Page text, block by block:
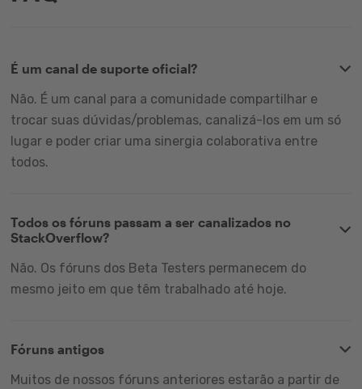
É um canal de suporte oficial?
Não. É um canal para a comunidade compartilhar e
trocar suas dúvidas/problemas, canalizá-los em um só
lugar e poder criar uma sinergia colaborativa entre
todos.
Todos os fóruns passam a ser canalizados no
StackOverflow?
Não. Os fóruns dos Beta Testers permanecem do
mesmo jeito em que têm trabalhado até hoje.
Fóruns antigos
Muitos de nossos fóruns anteriores estarão a partir de